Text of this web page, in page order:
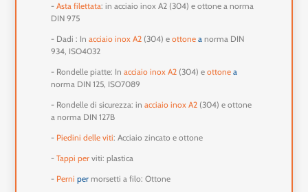
-Asta filettata: in acciaio inox A2 (304) e ottone a norma
DIN 975
- Dadi : Inacciaio inox A2 (304) eottone anorma DIN
934, ISO4032
- Rondelle piatte: Inacciaio inox A2 (304) eottone a
norma DIN 125, ISO7089
- Rondelle di sicurezza: inacciaio inox A2 (304) e ottone
a norma DIN 127B
- Piedini delle viti: Acciaio zincato e ottone
-Tappi per viti: plastica
- Perni permorsetti a filo: Ottone